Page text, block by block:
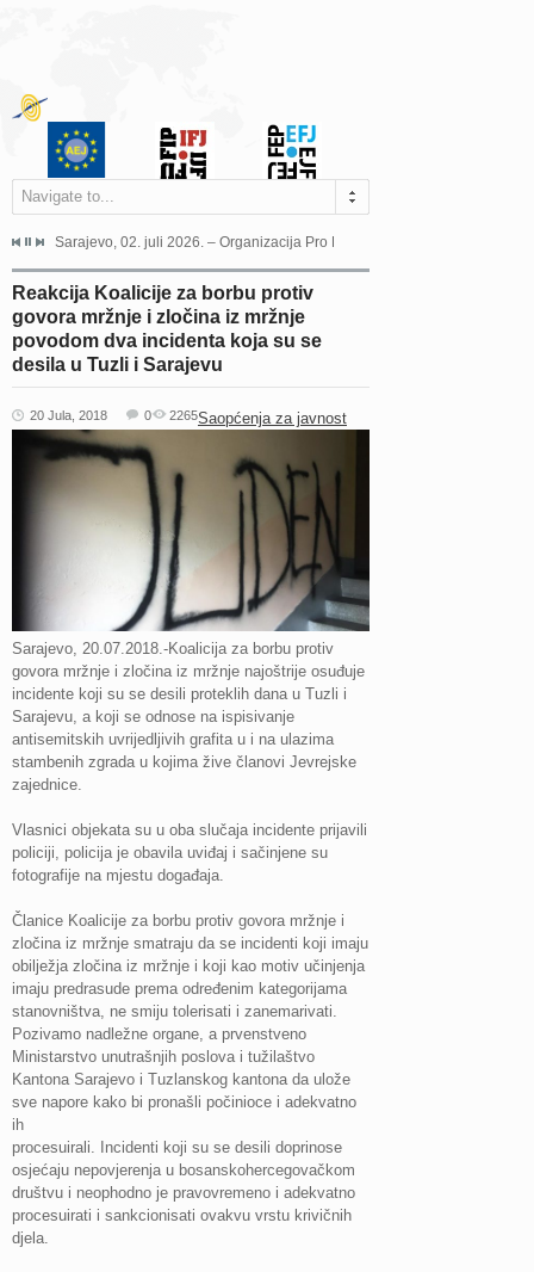
Navigate to...
Grada Sarajeva povodom Dana Sarajeva dugogodišnjoj...
Sarajevo, 02. juli 2026. – Organizacija Pro Educa juče je uspješno
Reakcija Koalicije za borbu protiv
govora mržnje i zločina iz mržnje
povodom dva incidenta koja su se
desila u Tuzli i Sarajevu
20 Jula, 2018 Saopćenja za javnost
0 2265
Sarajevo, 20.07.2018.-Koalicija za borbu protiv
govora mržnje i zločina iz mržnje najoštrije osuđuje
incidente koji su se desili proteklih dana u Tuzli i
Sarajevu, a koji se odnose na ispisivanje
antisemitskih uvrijedljivih grafita u i na ulazima
stambenih zgrada u kojima žive članovi Jevrejske
zajednice.
Vlasnici objekata su u oba slučaja incidente prijavili
policiji, policija je obavila uviđaj i sačinjene su
fotografije na mjestu događaja.
Članice Koalicije za borbu protiv govora mržnje i
zločina iz mržnje smatraju da se incidenti koji imaju
obilježja zločina iz mržnje i koji kao motiv učinjenja
imaju predrasude prema određenim kategorijama
stanovništva, ne smiju tolerisati i zanemarivati.
Pozivamo nadležne organe, a prvenstveno
Ministarstvo unutrašnjih poslova i tužilaštvo
Kantona Sarajevo i Tuzlanskog kantona da ulože
sve napore kako bi pronašli počinioce i adekvatno
ih
procesuirali. Incidenti koji su se desili doprinose
osjećaju nepovjerenja u bosanskohercegovačkom
društvu i neophodno je pravovremeno i adekvatno
procesuirati i sankcionisati ovakvu vrstu krivičnih
djela.